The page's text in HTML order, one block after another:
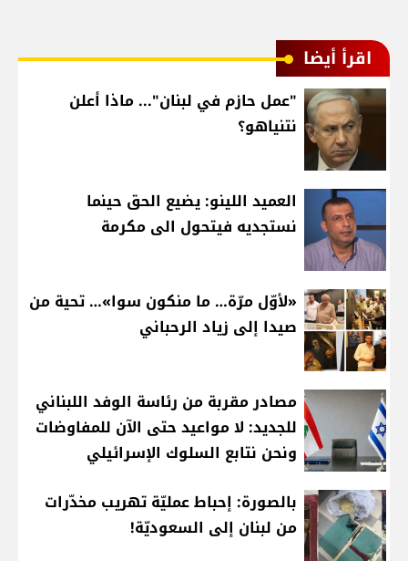
اقرأ أيضا
"عمل حازم في لبنان"... ماذا أعلن
نتنياهو؟
العميد اللينو: يضيع الحق حينما
نستجديه فيتحول الى مكرمة
«لأوّل مرّة… ما منكون سوا»… تحية من
صيدا إلى زياد الرحباني
مصادر مقربة من رئاسة الوفد اللبناني
للجديد: لا مواعيد حتى الآن للمفاوضات
ونحن نتابع السلوك الإسرائيلي
بالصورة: إحباط عمليّة تهريب مخدّرات
من لبنان إلى السعوديّة!